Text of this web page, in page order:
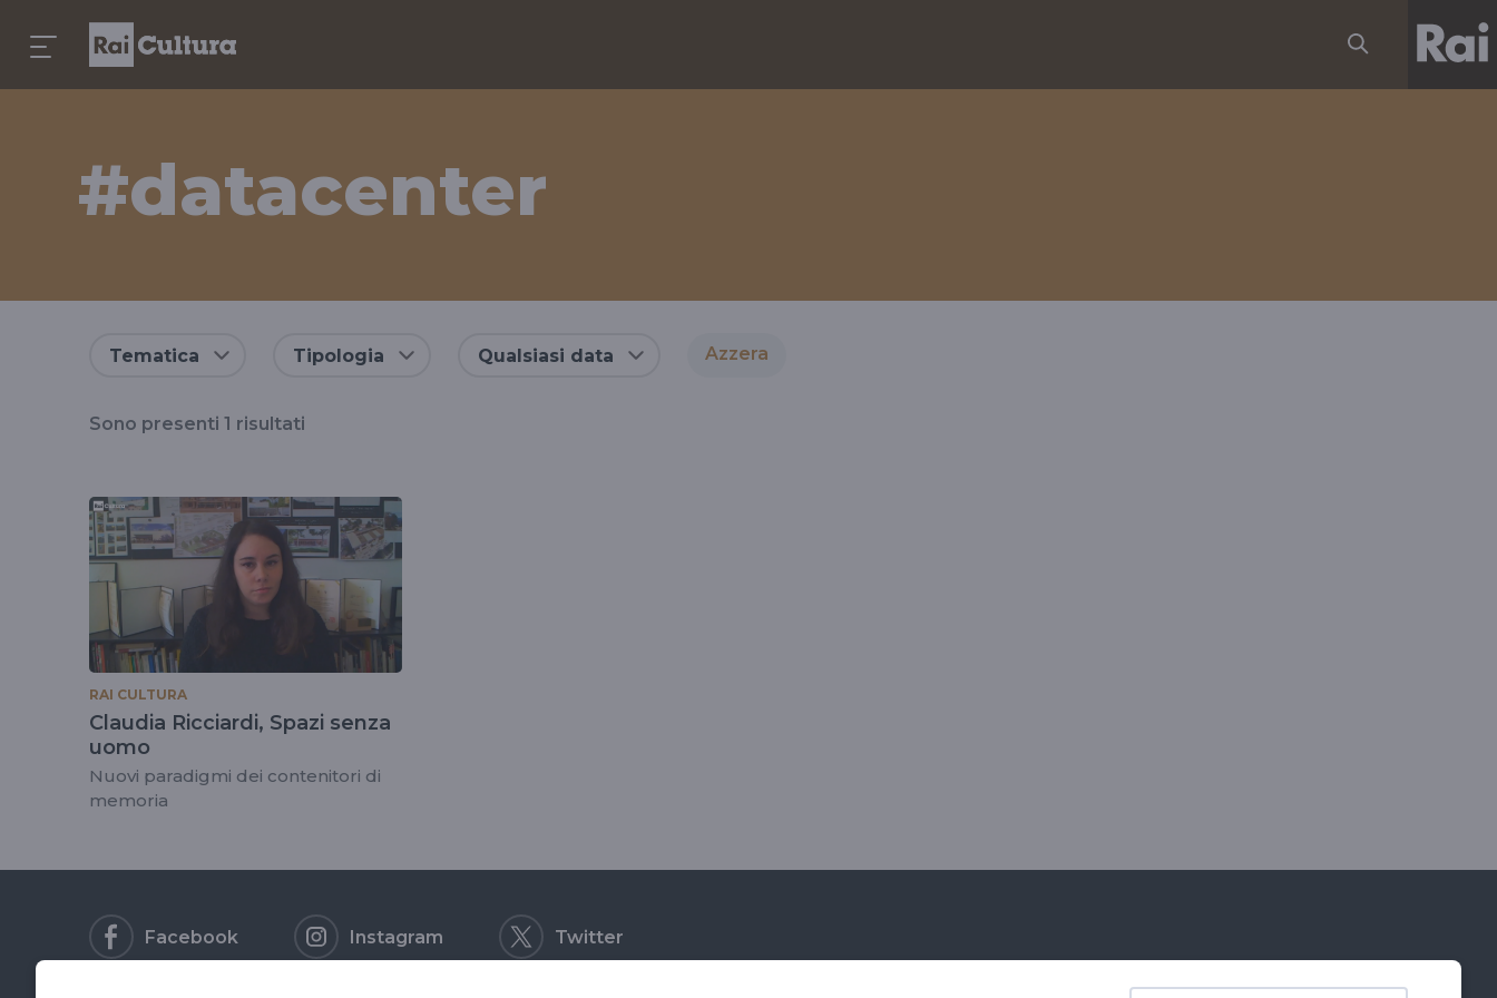
#datacenter
tag
#datacenter
Tematica Tipologia Qualsiasi data Azzera
Sono presenti 1 risultati
RAI CULTURA
Claudia Ricciardi, Spazi senza
uomo
Nuovi paradigmi dei contenitori di
memoria
Facebook Instagram Twitter